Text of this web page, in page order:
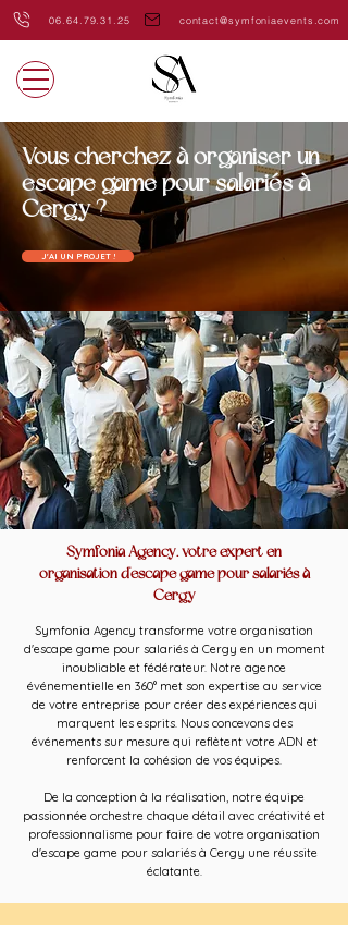
06.64.79.31.25 contact@symfoniaevents.com
Vous cherchez à organiser un
escape game pour salariés à
Cergy ?
J'AI UN PROJET !
Symfonia Agency, votre expert en
organisation d'escape game pour salariés à
Cergy
Symfonia Agency transforme votre organisation
d'escape game pour salariés à Cergy en un moment
inoubliable et fédérateur. Notre agence
événementielle en 360° met son expertise au service
de votre entreprise pour créer des expériences qui
marquent les esprits. Nous concevons des
événements sur mesure qui reflètent votre ADN et
renforcent la cohésion de vos équipes.
De la conception à la réalisation, notre équipe
passionnée orchestre chaque détail avec créativité et
professionnalisme pour faire de votre organisation
d'escape game pour salariés à Cergy une réussite
éclatante.